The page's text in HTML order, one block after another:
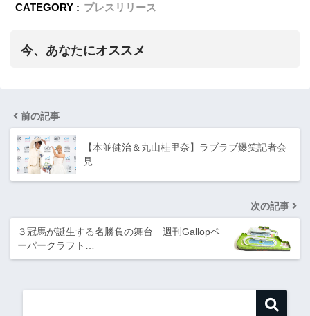
CATEGORY : プレスリリース
今、あなたにオススメ
前の記事
【本並健治＆丸山桂里奈】ラブラブ爆笑記者会
見
次の記事
３冠馬が誕生する名勝負の舞台 週刊Gallopペ
ーパークラフト…